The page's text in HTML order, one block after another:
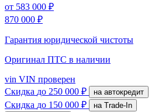
от 583 000 ₽
870 000 ₽
Гарантия юридической чистоты
Оригинал ПТС в наличии
vin VIN проверен
Скидка до 250 000 ₽ на автокредит
Скидка до 150 000 ₽
на Trade-In